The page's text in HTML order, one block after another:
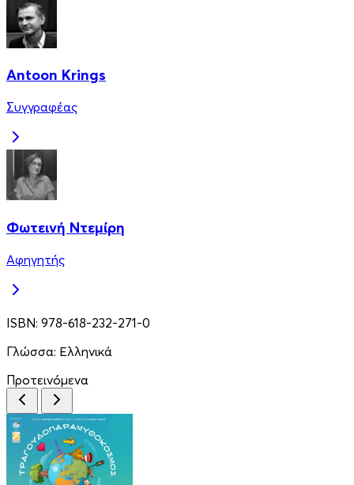
Antoon Krings
Συγγραφέας
Φωτεινή Ντεμίρη
Αφηγητής
ISBN: 978-618-232-271-0
Γλώσσα: Ελληνικά
Προτεινόμενα